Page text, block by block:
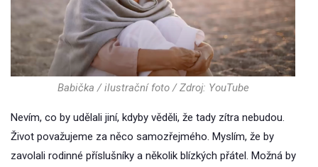
Babička / ilustrační foto / Zdroj: YouTube
Nevím, co by udělali jiní, kdyby věděli, že tady zítra nebudou.
Život považujeme za něco samozřejmého. Myslím, že by
zavolali rodinné příslušníky a několik blízkých přátel. Možná by